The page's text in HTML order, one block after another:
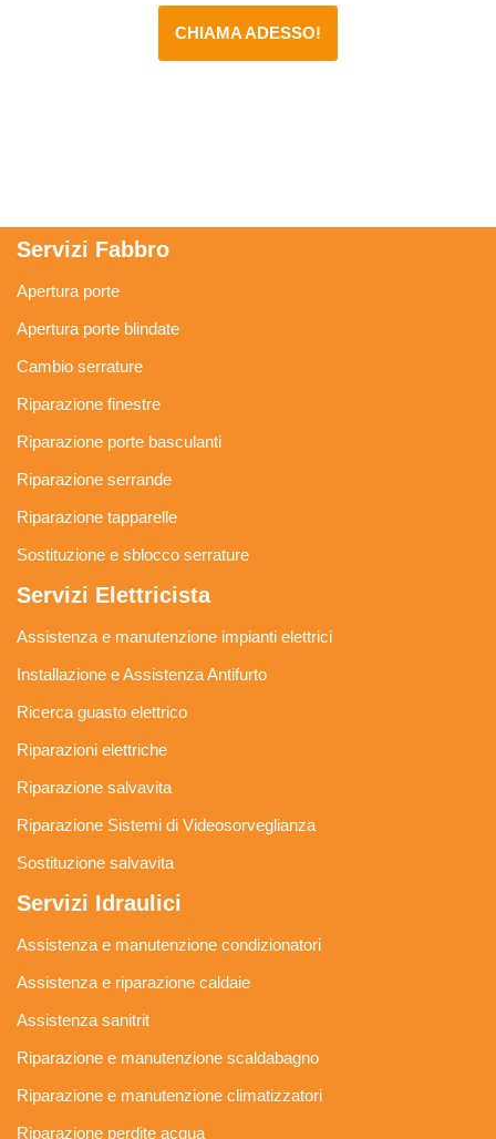
CHIAMA ADESSO!
Servizi Fabbro
Apertura porte
Apertura porte blindate
Cambio serrature
Riparazione finestre
Riparazione porte basculanti
Riparazione serrande
Riparazione tapparelle
Sostituzione e sblocco serrature
Servizi Elettricista
Assistenza e manutenzione impianti elettrici
Installazione e Assistenza Antifurto
Ricerca guasto elettrico
Riparazioni elettriche
Riparazione salvavita
Riparazione Sistemi di Videosorveglianza
Sostituzione salvavita
Servizi Idraulici
Assistenza e manutenzione condizionatori
Assistenza e riparazione caldaie
Assistenza sanitrit
Riparazione e manutenzione scaldabagno
Riparazione e manutenzione climatizzatori
Riparazione perdite acqua